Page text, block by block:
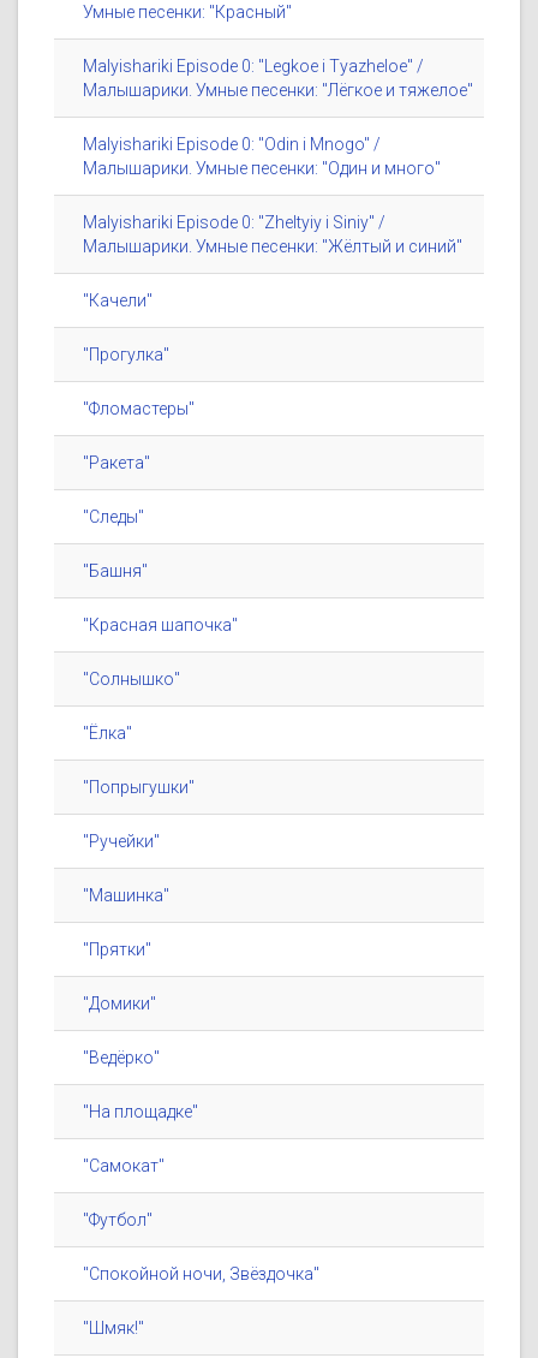
Умные песенки: "Красный"
Malyishariki Episode 0: "Legkoe i Tyazheloe" /
Малышарики. Умные песенки: "Лёгкое и тяжелое"
Malyishariki Episode 0: "Odin i Mnogo" /
Малышарики. Умные песенки: "Один и много"
Malyishariki Episode 0: "Zheltyiy i Siniy" /
Малышарики. Умные песенки: "Жёлтый и синий"
"Качели"
"Прогулка"
"Фломастеры"
"Ракета"
"Следы"
"Башня"
"Красная шапочка"
"Солнышко"
"Ёлка"
"Попрыгушки"
"Ручейки"
"Машинка"
"Прятки"
"Домики"
"Ведёрко"
"На площадке"
"Самокат"
"Футбол"
"Спокойной ночи, Звёздочка"
"Шмяк!"